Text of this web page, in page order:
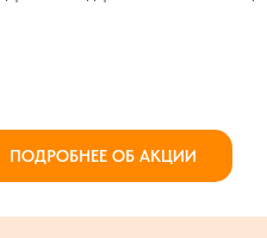
ПОДРОБНЕЕ ОБ АКЦИИ